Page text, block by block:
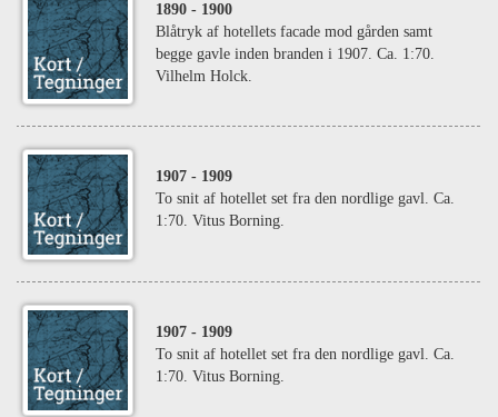
1890 - 1900
Blåtryk af hotellets facade mod gården samt
begge gavle inden branden i 1907. Ca. 1:70.
Vilhelm Holck.
1907 - 1909
To snit af hotellet set fra den nordlige gavl. Ca.
1:70. Vitus Borning.
1907 - 1909
To snit af hotellet set fra den nordlige gavl. Ca.
1:70. Vitus Borning.